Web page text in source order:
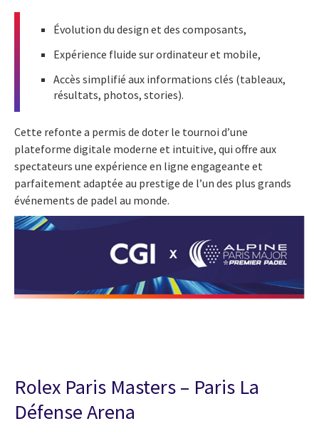
Évolution du design et des composants,
Expérience fluide sur ordinateur et mobile,
Accès simplifié aux informations clés (tableaux,
résultats, photos, stories).
Cette refonte a permis de doter le tournoi d’une
plateforme digitale moderne et intuitive, qui offre aux
spectateurs une expérience en ligne engageante et
parfaitement adaptée au prestige de l’un des plus grands
événements de padel au monde.
Rolex Paris Masters – Paris La
Défense Arena